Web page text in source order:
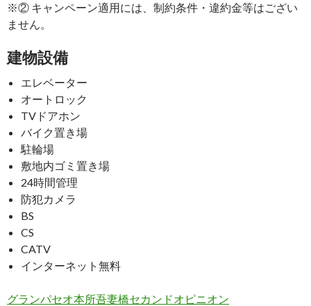
※② キャンペーン適用には、制約条件・違約金等はござい
ません。
建物設備
エレベーター
オートロック
TVドアホン
バイク置き場
駐輪場
敷地内ゴミ置き場
24時間管理
防犯カメラ
BS
CS
CATV
インターネット無料
グランパセオ本所吾妻橋セカンドオピニオン